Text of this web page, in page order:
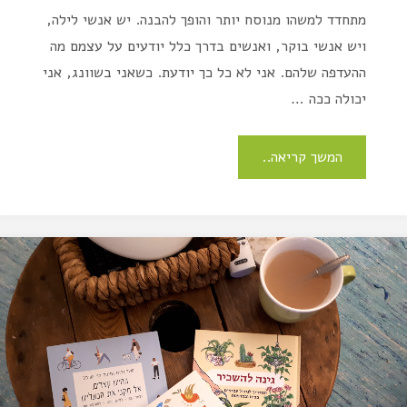
מתחדד למשהו מנוסח יותר והופך להבנה. יש אנשי לילה,
ויש אנשי בוקר, ואנשים בדרך כלל יודעים על עצמם מה
ההעדפה שלהם. אני לא כל כך יודעת. כשאני בשוונג, אני
יכולה ככה …
המשך קריאה..